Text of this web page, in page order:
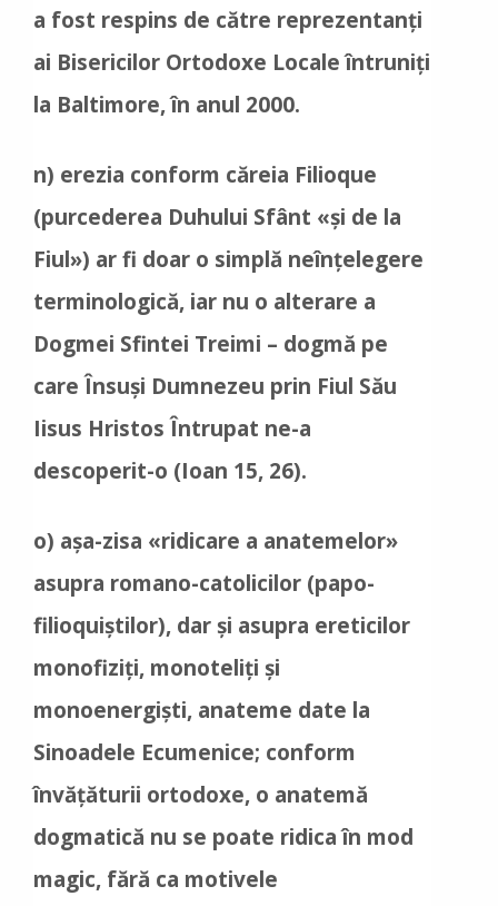
a fost respins de către reprezentanți
ai Bisericilor Ortodoxe Locale întruniți
la Baltimore, în anul 2000.
n) erezia conform căreia Filioque
(purcederea Duhului Sfânt «și de la
Fiul») ar fi doar o simplă neînțelegere
terminologică, iar nu o alterare a
Dogmei Sfintei Treimi – dogmă pe
care Însuși Dumnezeu prin Fiul Său
Iisus Hristos Întrupat ne-a
descoperit-o (Ioan 15, 26).
o) așa-zisa «ridicare a anatemelor»
asupra romano-catolicilor (papo-
filioquiștilor), dar și asupra ereticilor
monofiziți, monoteliți și
monoenergiști, anateme date la
Sinoadele Ecumenice; conform
învățăturii ortodoxe, o anatemă
dogmatică nu se poate ridica în mod
magic, fără ca motivele